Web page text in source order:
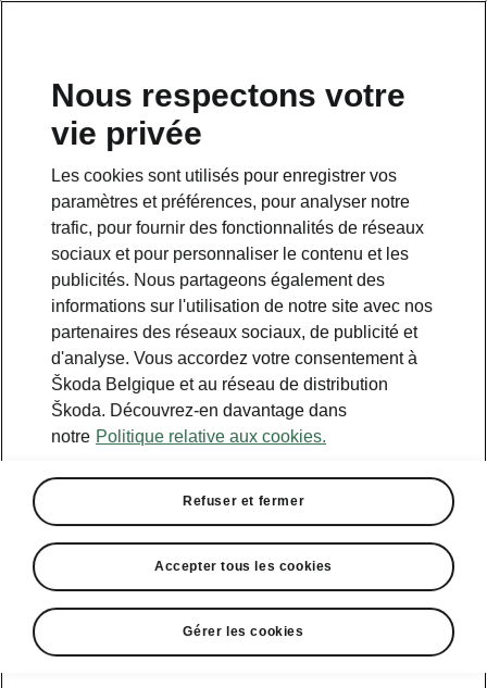
Nous respectons votre
vie privée
Les cookies sont utilisés pour enregistrer vos
paramètres et préférences, pour analyser notre
trafic, pour fournir des fonctionnalités de réseaux
sociaux et pour personnaliser le contenu et les
publicités. Nous partageons également des
informations sur l'utilisation de notre site avec nos
partenaires des réseaux sociaux, de publicité et
d'analyse. Vous accordez votre consentement à
Škoda Belgique et au réseau de distribution
Škoda. Découvrez-en davantage dans
notre Politique relative aux cookies.
Refuser et fermer
Accepter tous les cookies
Gérer les cookies